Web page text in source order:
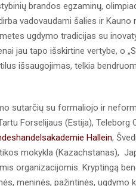
brandos egzaminų,
vadovaudami šalies ir
ugdymo tradicijas su
jau tapo išskirtine vertybe, o
išsaugojimas, telkia
sutarčių su formaliojo ir
Forselijaus (Estija), Teleborg
Hallein,
mokykla (Kazachstanas),
organizacijomis. Kryptingą
meninės, pažintinės, ugdymo